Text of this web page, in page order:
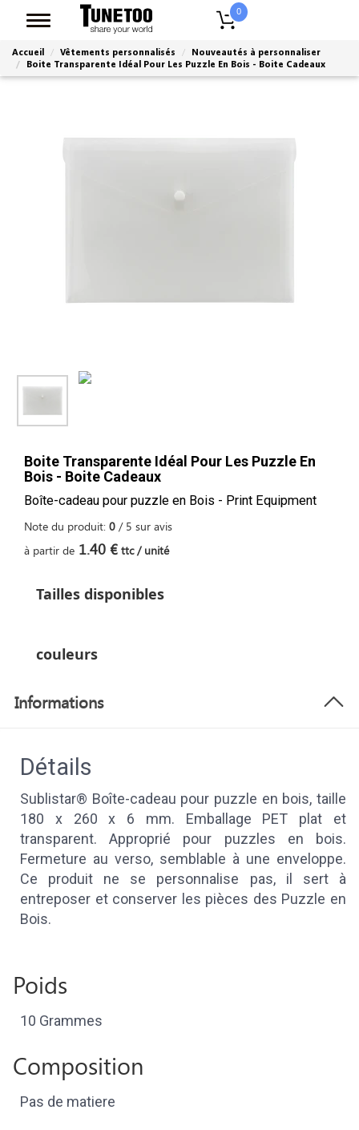
0
Accueil Vêtements personnalisés
Nouveautés à personnaliser
Boite Transparente Idéal Pour Les Puzzle En Bois - Boite Cadeaux
Boite Transparente Idéal Pour Les Puzzle En
Bois - Boite Cadeaux
Boîte-cadeau pour puzzle en Bois - Print Equipment
Note du produit: 0 / 5 sur avis
à partir de 1.40 € ttc / unité
Tailles disponibles
couleurs
Informations
Détails
Sublistar® Boîte-cadeau pour puzzle en bois, taille
180 x 260 x 6 mm. Emballage PET plat et
transparent. Approprié pour puzzles en bois.
Fermeture au verso, semblable à une enveloppe.
Ce produit ne se personnalise pas, il sert à
entreposer et conserver les pièces des Puzzle en
Bois.
Poids
10 Grammes
Composition
Pas de matiere